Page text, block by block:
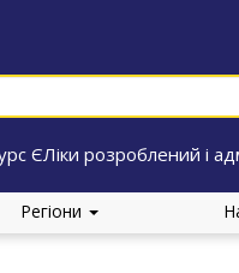
ЄЛіки розроблений і
Регіони